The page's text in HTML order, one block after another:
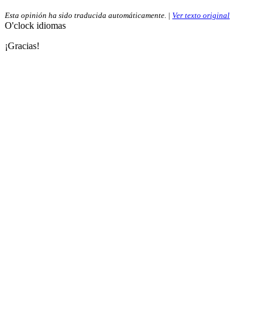
Esta opinión ha sido traducida automáticamente. | Ver texto original
O'clock idiomas
¡Gracias!